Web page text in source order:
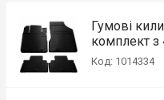
Гумові
комплект з
Код: 1014334